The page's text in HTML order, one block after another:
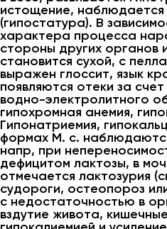
истощение, наблюдается
(гипостатура). В
характера процесса
стороны других органов
становится сухой, с
выражен глоссит, язык
появляются отеки за
водно-электролитного
гипохромная анемия,
Гипонатриемия,
формах М. с.
напр, при
дефицитом лактозы, в
отмечается лактозурия
судороги, остеопороз
с недостаточностью в
вздутие живота,